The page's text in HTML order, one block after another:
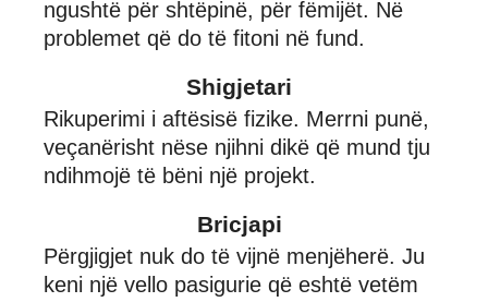
ngushtë për shtëpinë, për fëmijët. Në
problemet që do të fitoni në fund.
Shigjetari
Rikuperimi i aftësisë fizike. Merrni punë,
veçanërisht nëse njihni dikë që mund tju
ndihmojë të bëni një projekt.
Bricjapi
Përgjigjet nuk do të vijnë menjëherë. Ju
keni një vello pasigurie që eshtë vetëm